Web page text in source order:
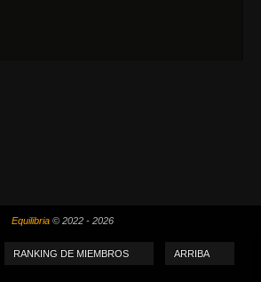
Equilibria© 2022 - 2026
RANKING DE MIEMBROS ARRIBA